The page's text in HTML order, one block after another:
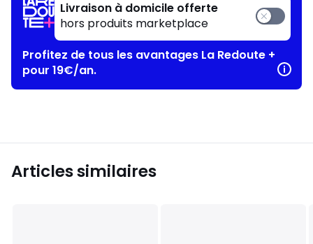
Livraison à domicile offerte
hors produits marketplace
Profitez de tous les avantages La Redoute +
pour 19€/an.
Articles similaires